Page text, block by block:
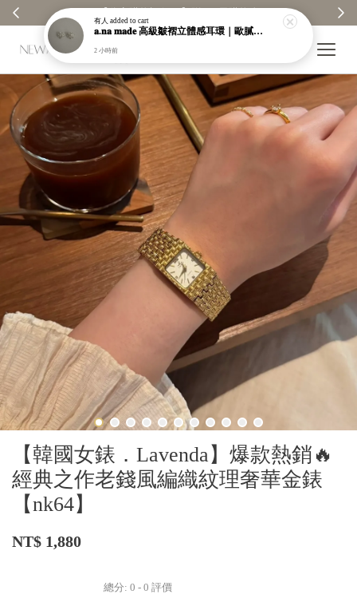
【韓國女錶．Lavenda】爆款熱銷🔥
經典之作老錢風編織紋理奢華金錶
【nk64】
NT$ 1,880
總分: 0 - 0 評價
有人 added to cart
𝐚.𝐧𝐚 𝐦𝐚𝐝𝐞 高級皺褶立體感耳環｜歐膩自訂款｜限量販售｜售完不補【a003】
2 小時前